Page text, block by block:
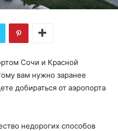
Сочи и Красной
вам нужно заранее
добираться от аэропорта
недорогих способов